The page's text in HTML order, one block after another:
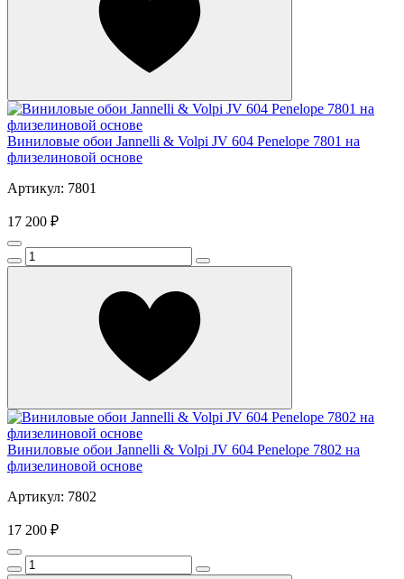
Виниловые обои Jannelli & Volpi JV 604 Penelope 7801 на
флизелиновой основе
Артикул: 7801
17 200 ₽
Виниловые обои Jannelli & Volpi JV 604 Penelope 7802 на
флизелиновой основе
Артикул: 7802
17 200 ₽